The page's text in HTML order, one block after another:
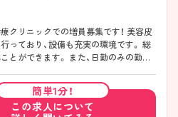
クリニックでの増員募集です！ 美容皮
っており、設備も充実の環境です。 総
とができます。 また、日勤のみの勤務
イベートも充実させたい方におすすめ
簡単1分！
この求人について